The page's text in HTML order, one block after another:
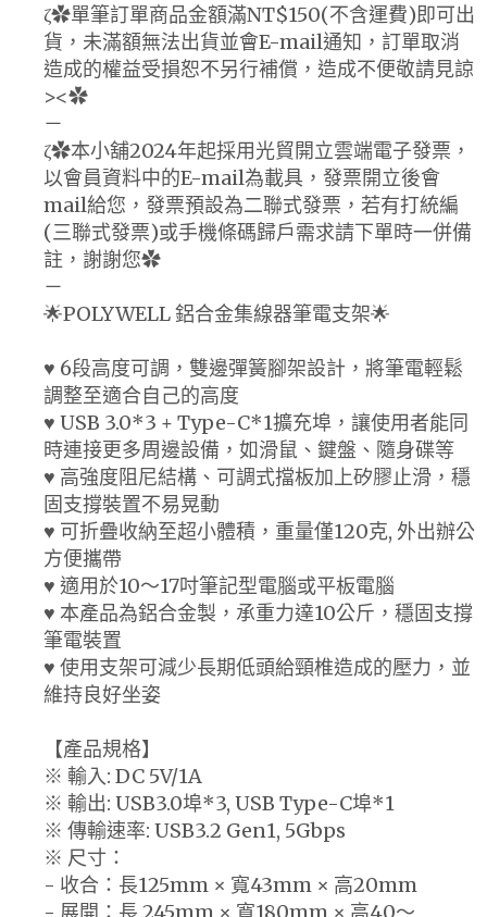
ζ✿單筆訂單商品金額滿NT$150(不含運費)即可出
貨，未滿額無法出貨並會E-mail通知，訂單取消
造成的權益受損恕不另行補償，造成不便敬請見諒
><✿
－
ζ✿本小舖2024年起採用光貿開立雲端電子發票，
以會員資料中的E-mail為載具，發票開立後會
mail給您，發票預設為二聯式發票，若有打統編
(三聯式發票)或手機條碼歸戶需求請下單時一併備
註，謝謝您✿
－
🌟POLYWELL 鋁合金集線器筆電支架🌟
♥ 6段高度可調，雙邊彈簧腳架設計，將筆電輕鬆
調整至適合自己的高度
♥ USB 3.0*3 + Type-C*1擴充埠，讓使用者能同
時連接更多周邊設備，如滑鼠、鍵盤、隨身碟等
♥ 高強度阻尼結構、可調式擋板加上矽膠止滑，穩
固支撐裝置不易晃動
♥ 可折疊收納至超小體積，重量僅120克, 外出辦公
方便攜帶
♥ 適用於10～17吋筆記型電腦或平板電腦
♥ 本產品為鋁合金製，承重力達10公斤，穩固支撐
筆電裝置
♥ 使用支架可減少長期低頭給頸椎造成的壓力，並
維持良好坐姿
【產品規格】
※ 輸入: DC 5V/1A
※ 輸出: USB3.0埠*3, USB Type-C埠*1
※ 傳輸速率: USB3.2 Gen1, 5Gbps
※ 尺寸：
- 收合：長125mm × 寬43mm × 高20mm